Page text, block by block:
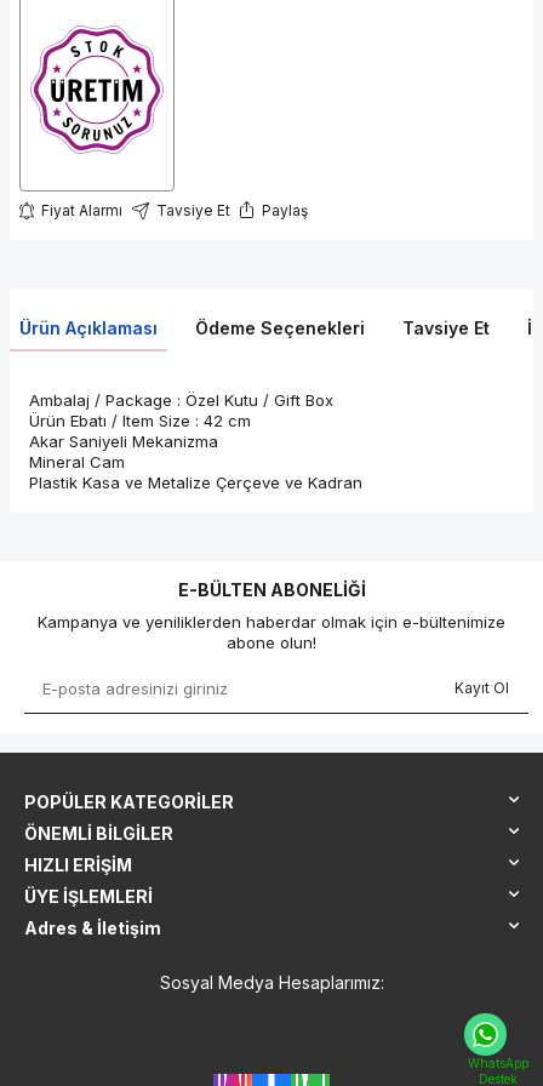
WhatsApp
Destek
Fiyat Alarmı Tavsiye Et Paylaş
Ürün Açıklaması Ödeme Seçenekleri Tavsiye Et
Ambalaj / Package : Özel Kutu / Gift Box
Ürün Ebatı / Item Size : 42 cm
Akar Saniyeli Mekanizma
Mineral Cam
Plastik Kasa ve Metalize Çerçeve ve Kadran
E-BÜLTEN ABONELIĞI
Kampanya ve yeniliklerden haberdar olmak için e-bültenimize
abone olun!
Kayıt Ol
POPÜLER KATEGORILER
ÖNEMLI BILGILER
HIZLI ERIŞIM
ÜYE İŞLEMLERI
Adres & İletişim
Sosyal Medya Hesaplarımız: